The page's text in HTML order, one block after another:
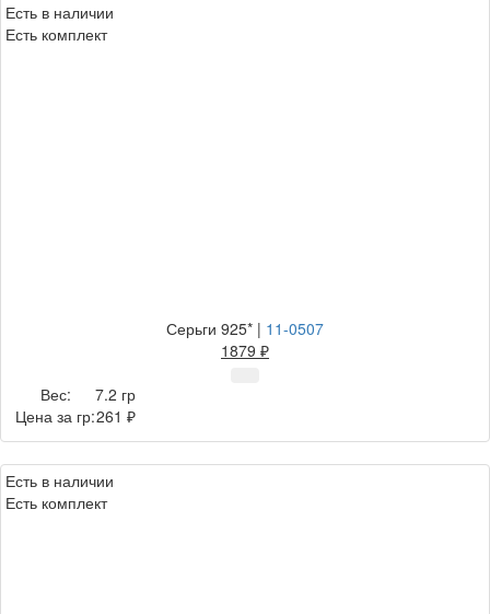
Есть в наличии
Есть комплект
Серьги 925* | 11-0507
1879 ₽
Вес:
7.2 гр
Цена за гр:261 ₽
Есть в наличии
Есть комплект